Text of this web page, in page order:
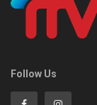
Follow Us